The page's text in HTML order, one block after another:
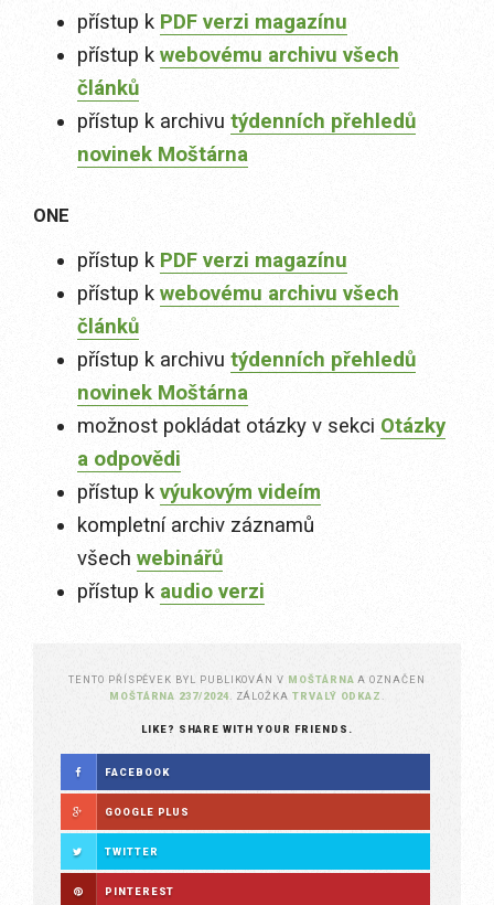
přístup k PDF verzi magazínu
přístup k webovému archivu všech
článků
přístup k archivu týdenních přehledů
novinek Moštárna
ONE
přístup k PDF verzi magazínu
přístup k webovému archivu všech
článků
přístup k archivu týdenních přehledů
novinek Moštárna
možnost pokládat otázky v sekci Otázky
a odpovědi
přístup k výukovým videím
kompletní archiv záznamů
všech webinářů
přístup k audio verzi
TENTO PŘÍSPĚVEK BYL PUBLIKOVÁN V MOŠTÁRNA A OZNAČEN
MOŠTÁRNA 237/2024 . ZÁLOŽKATRVALÝ ODKAZ
LIKE? SHARE WITH YOUR FRIENDS.
FACEBOOK
GOOGLE PLUS
TWITTER
PINTEREST